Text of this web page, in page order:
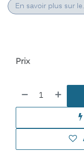
En savoir plus sur
Prix